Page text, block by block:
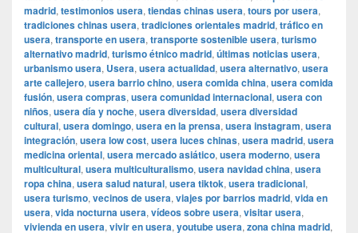
madrid, testimonios usera, tiendas chinas usera, tours por usera,
tradiciones chinas usera, tradiciones orientales madrid, tráfico en
usera, transporte en usera, transporte sostenible usera, turismo
alternativo madrid, turismo étnico madrid, últimas noticias usera,
urbanismo usera, Usera, usera actualidad, usera alternativo, usera
arte callejero, usera barrio chino, usera comida china, usera comida
fusión, usera compras, usera comunidad internacional, usera con
niños, usera día y noche, usera diversidad, usera diversidad
cultural, usera domingo, usera en la prensa, usera instagram, usera
integración, usera low cost, usera luces chinas, usera madrid, usera
medicina oriental, usera mercado asiático, usera moderno, usera
multicultural, usera multiculturalismo, usera navidad china, usera
ropa china, usera salud natural, usera tiktok, usera tradicional,
usera turismo, vecinos de usera, viajes por barrios madrid, vida en
usera, vida nocturna usera, vídeos sobre usera, visitar usera,
vivienda en usera, vivir en usera, youtube usera, zona china madrid,